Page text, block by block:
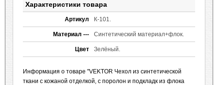
Характеристики товара
Артикул К-101.
Материал --- Синтетический материал+флок.
Цвет Зелёный.
Информация о товаре "VEKTOR Чехол из синтетической
ткани с кожаной отделкой, с поролон и подкладк из флока